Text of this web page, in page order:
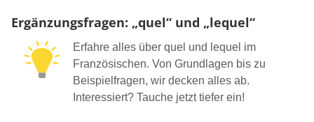
Ergänzungsfragen: „quel“ und „lequel“
Erfahre alles über quel und lequel im
Französischen. Von Grundlagen bis zu
Beispielfragen, wir decken alles ab.
Interessiert? Tauche jetzt tiefer ein!